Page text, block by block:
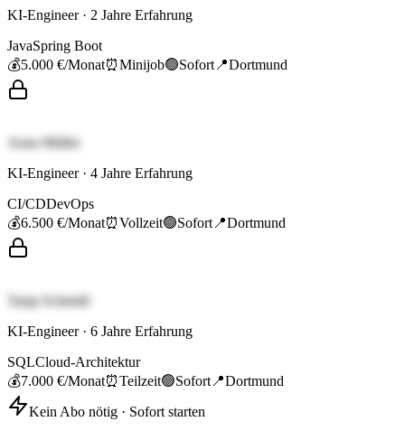
KI-Engineer· 2 Jahre Erfahrung
JavaSpring Boot
💰5.000 €/Monat⏰Minijob🟢Sofort 📍Dortmund
Anna Müller
KI-Engineer· 4 Jahre Erfahrung
CI/CDDevOps
💰6.500 €/Monat⏰Vollzeit🟢Sofort 📍Dortmund
Tanja Schmidt
KI-Engineer· 6 Jahre Erfahrung
SQLCloud-Architektur
💰7.000 €/Monat⏰Teilzeit🟢Sofort 📍Dortmund
Kein Abo nötig · Sofort starten